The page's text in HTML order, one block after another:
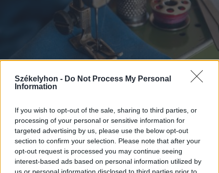
Székelyhon - Do Not Process My Personal
Information
If you wish to opt-out of the sale, sharing to third parties, or
processing of your personal or sensitive information for
targeted advertising by us, please use the below opt-out
section to confirm your selection. Please note that after your
opt-out request is processed you may continue seeing
interest-based ads based on personal information utilized by
us or personal information disclosed to third parties prior to
2026. január 28., szerda
Újabb tömeges leépítés, ezúttal a
csíkszeredai textiliparban